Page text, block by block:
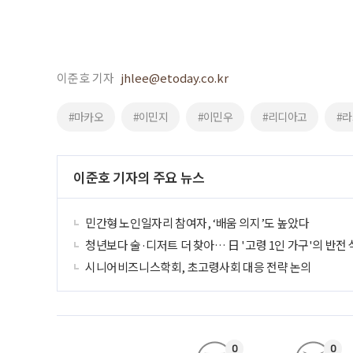
이준호 기자 jhlee@etoday.co.kr
#마카오 #이민지 #이민우 #리디아고 #
이준호 기자의 주요 뉴스
민간형 노인일자리 참여자, ‘배움 의지’도 높았다
청년보다 술·디저트 더 찾아… 日 '고령 1인 가구'의 반전
시니어비즈니스학회, 초고령사회 대응 전략 논의
0 0